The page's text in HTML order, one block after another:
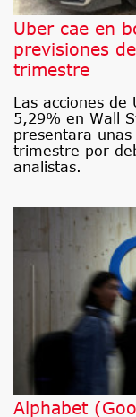
Uber cae en
previsiones
trimestre
Las acciones de
5,29% en Wall
presentara
trimestre por
analistas.
Alphabet